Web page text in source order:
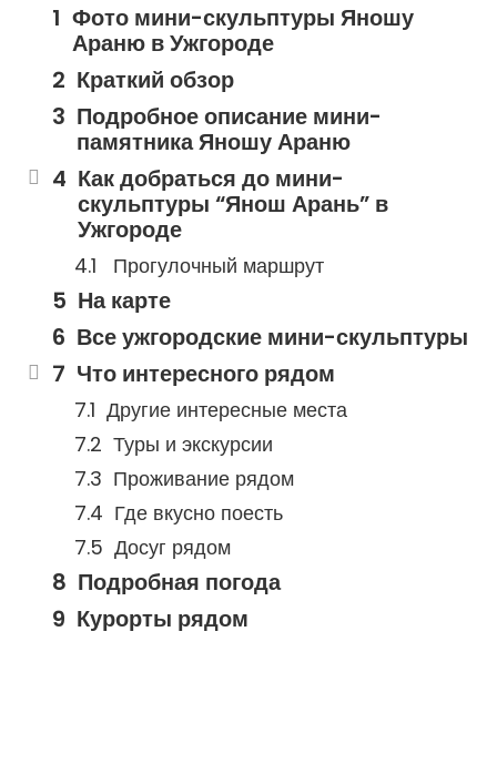
Фото мини-скульптуры Яношу
Араню в Ужгороде
Краткий обзор
Подробное описание мини-
памятника Яношу Араню
Как добраться до мини-
скульптуры “Янош Арань” в
Ужгороде
Прогулочный маршрут
На карте
Все ужгородские мини-скульптуры
Что интересного рядом
Другие интересные места
Туры и экскурсии
Проживание рядом
Где вкусно поесть
Досуг рядом
Подробная погода
Курорты рядом